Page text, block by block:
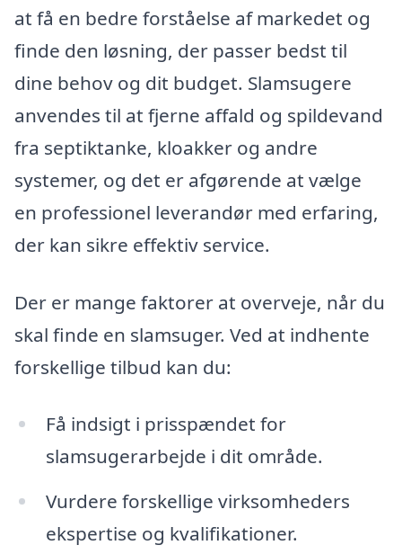
at få en bedre forståelse af markedet og
finde den løsning, der passer bedst til
dine behov og dit budget. Slamsugere
anvendes til at fjerne affald og spildevand
fra septiktanke, kloakker og andre
systemer, og det er afgørende at vælge
en professionel leverandør med erfaring,
der kan sikre effektiv service.
Der er mange faktorer at overveje, når du
skal finde en slamsuger. Ved at indhente
forskellige tilbud kan du:
Få indsigt i prisspændet for
slamsugerarbejde i dit område.
Vurdere forskellige virksomheders
ekspertise og kvalifikationer.